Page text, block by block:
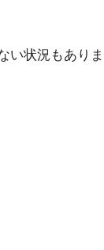
い状況もありま